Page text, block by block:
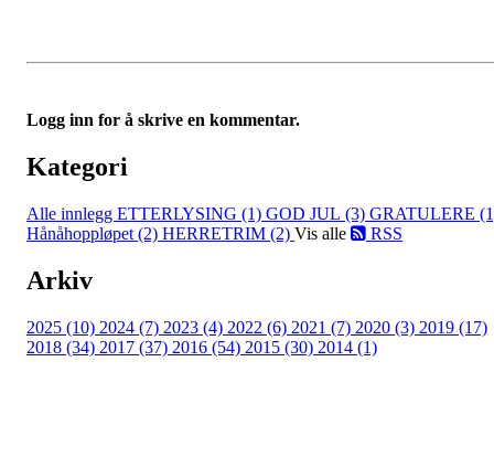
Logg inn for å skrive en kommentar.
Kategori
Alle innlegg ETTERLYSING (1) GOD JUL (3) GRATULERE
Hånåhoppløpet (2) HERRETRIM (2) Vis alle RSS
Arkiv
2025 (10) 2024 (7) 2023 (4) 2022 (6) 2021 (7) 2020 (3) 2019 (17)
2018 (34) 2017 (37) 2016 (54) 2015 (30) 2014 (1)